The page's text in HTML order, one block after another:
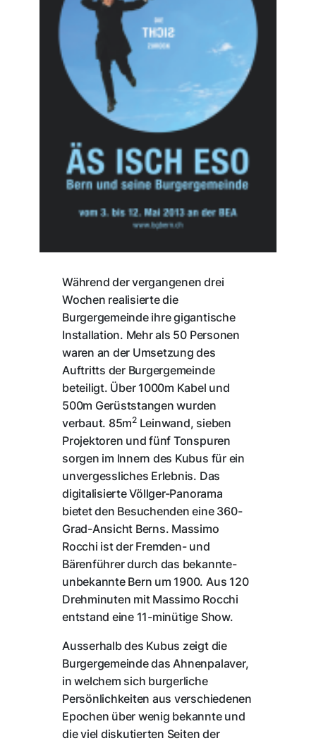
Während der vergangenen drei
Wochen realisierte die
Burgergemeinde ihre gigantische
Installation. Mehr als 50 Personen
waren an der Umsetzung des
Auftritts der Burgergemeinde
beteiligt. Über 1000m Kabel und
500m Gerüststangen wurden
verbaut. 85m2Leinwand, sieben
Projektoren und fünf Tonspuren
sorgen im Innern des Kubus für ein
unvergessliches Erlebnis. Das
digitalisierte Völlger-Panorama
bietet den Besuchenden eine 360-
Grad-Ansicht Berns. Massimo
Rocchi ist der Fremden- und
Bärenführer durch das bekannte-
unbekannte Bern um 1900. Aus 120
Drehminuten mit Massimo Rocchi
entstand eine 11-minütige Show.
Ausserhalb des Kubus zeigt die
Burgergemeinde das Ahnenpalaver,
in welchem sich burgerliche
Persönlichkeiten aus verschiedenen
Epochen über wenig bekannte und
die viel diskutierten Seiten der